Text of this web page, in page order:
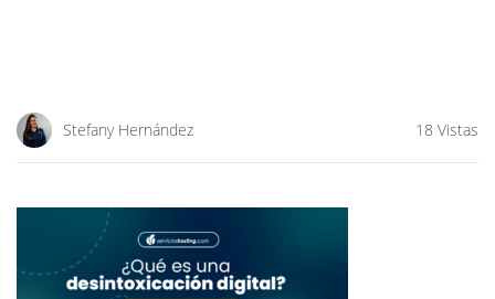
Stefany Hernández 18 Vistas